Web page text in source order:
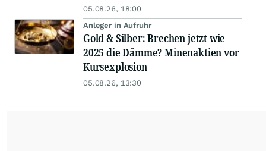
05.08.26, 18:00
Anleger in Aufruhr
Gold & Silber: Brechen jetzt wie
2025 die Dämme? Minenaktien vor
Kursexplosion
05.08.26, 13:30